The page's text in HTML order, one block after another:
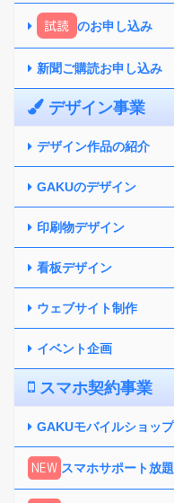
試読 のお申し込み
新聞ご購読お申し込み
デザイン事業
デザイン作品の紹介
GAKUのデザイン
印刷物デザイン
看板デザイン
ウェブサイト制作
イベント企画
スマホ契約事業
GAKUモバイルショッ
NEW スマホサポート放題